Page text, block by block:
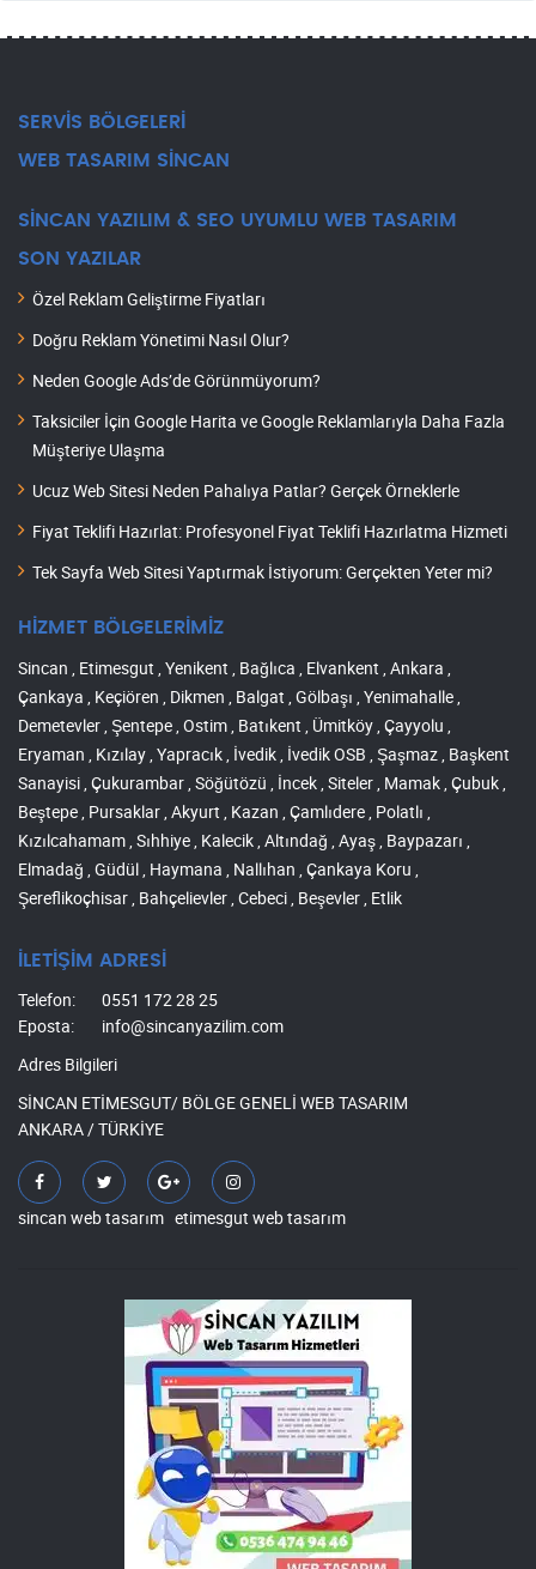
SERVİS BÖLGELERİ
WEB TASARIM SİNCAN
SİNCAN YAZILIM & SEO UYUMLU WEB TASARIM
SON YAZILAR
Özel Reklam Geliştirme Fiyatları
Doğru Reklam Yönetimi Nasıl Olur?
Neden Google Ads’de Görünmüyorum?
Taksiciler İçin Google Harita ve Google Reklamlarıyla Daha Fazla
Müşteriye Ulaşma
Ucuz Web Sitesi Neden Pahalıya Patlar? Gerçek Örneklerle
Fiyat Teklifi Hazırlat: Profesyonel Fiyat Teklifi Hazırlatma Hizmeti
Tek Sayfa Web Sitesi Yaptırmak İstiyorum: Gerçekten Yeter mi?
HİZMET BÖLGELERİMİZ
Sincan , Etimesgut , Yenikent , Bağlıca , Elvankent , Ankara ,
Çankaya , Keçiören , Dikmen , Balgat , Gölbaşı , Yenimahalle ,
Demetevler , Şentepe , Ostim , Batıkent , Ümitköy , Çayyolu ,
Eryaman , Kızılay , Yapracık , İvedik , İvedik OSB , Şaşmaz , Başkent
Sanayisi , Çukurambar , Söğütözü , İncek , Siteler , Mamak , Çubuk ,
Beştepe , Pursaklar , Akyurt , Kazan , Çamlıdere , Polatlı ,
Kızılcahamam , Sıhhiye , Kalecik , Altındağ , Ayaş , Baypazarı ,
Elmadağ , Güdül , Haymana , Nallıhan , Çankaya Koru ,
Şereflikoçhisar , Bahçelievler , Cebeci , Beşevler , Etlik
İLETİŞİM ADRESİ
Telefon:
0551 172 28 25
Eposta:
info@sincanyazilim.com
Adres Bilgileri
SİNCAN ETİMESGUT/ BÖLGE GENELİ WEB TASARIM
ANKARA / TÜRKİYE
sincan web tasarım etimesgut web tasarım